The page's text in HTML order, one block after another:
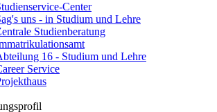
Center
uns - in Studium und Lehre
Studienberatung
16 - Studium und Lehre
Service